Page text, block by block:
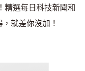
精選每日科技新聞和
就差你沒加！